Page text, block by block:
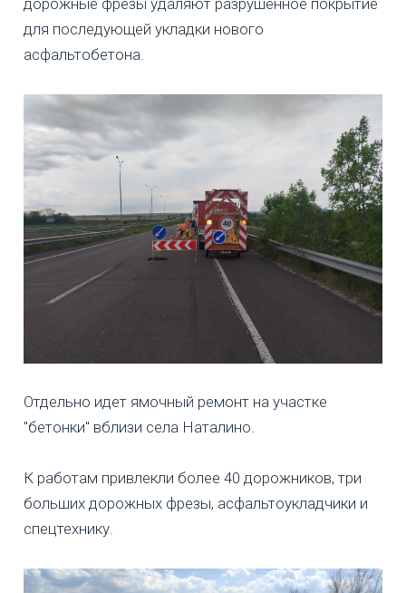
дорожные фрезы удаляют разрушенное покрытие
для последующей укладки нового
асфальтобетона.
Отдельно идет ямочный ремонт на участке
"бетонки" вблизи села Наталино.
К работам привлекли более 40 дорожников, три
больших дорожных фрезы, асфальтоукладчики и
спецтехнику.